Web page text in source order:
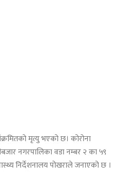
मृत्यु भएको छ। कोरोना
नगरपालिका वडा नम्बर २ का ५९
निर्देशनालय पोखराले जनाएको छ ।